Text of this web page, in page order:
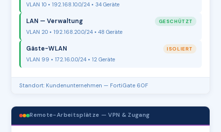
VLAN 10 • 192.168.10.0/24 • 34 Geräte
LAN — Verwaltung GESCHÜTZT
VLAN 20 • 192.168.20.0/24 • 48 Geräte
Gäste-WLAN ISOLIERT
VLAN 99 • 172.16.0.0/24 • 12 Geräte
Standort: Kundenunternehmen — FortiGate 60F
Remote-Arbeitsplätze — VPN & Zugang